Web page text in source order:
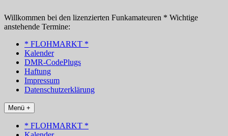
Inhalt
springen
Willkommen bei den lizenzierten Funkamateuren * Wichtige
anstehende Termine:
* FLOHMARKT *
Kalender
DMR-CodePlugs
Haftung
Impressum
Datenschutzerklärung
Menü +
* FLOHMARKT *